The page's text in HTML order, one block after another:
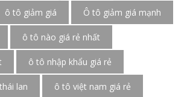
ô tô giảm giá Ô tô giảm giá mạnh
ô tô nào giá rẻ nhất
ô tô nhập khẩu giá rẻ
lan ô tô việt nam giá rẻ